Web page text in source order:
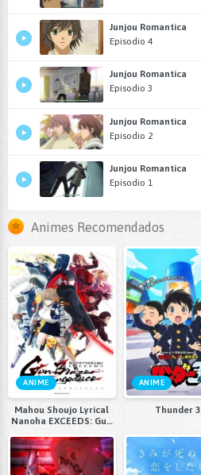
Junjou Romantica
Episodio 4
Junjou Romantica
Episodio 3
Junjou Romantica
Episodio 2
Junjou Romantica
Episodio 1
Animes Recomendados
ANIME
Mahou Shoujo Lyrical
Nanoha EXCEEDS: Gun
ANIME
Thunder 3